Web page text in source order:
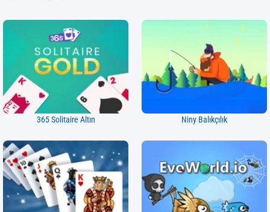
365 Solitaire Altın Niny Balıkçılık